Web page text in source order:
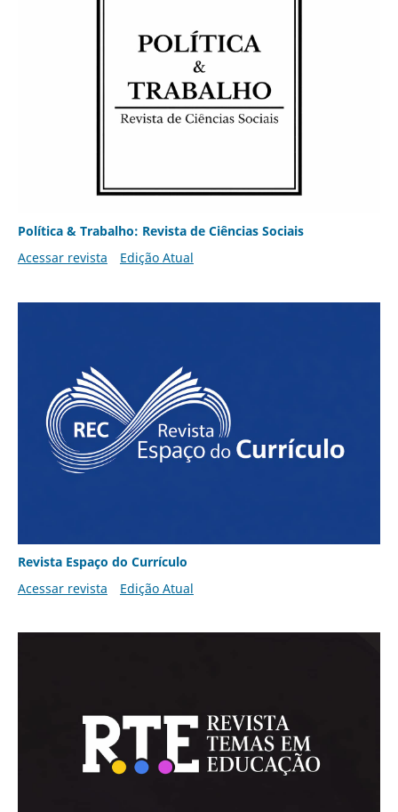
Política & Trabalho: Revista de Ciências Sociais
Acessar revista
Edição Atual
Revista Espaço do Currículo
Acessar revista
Edição Atual